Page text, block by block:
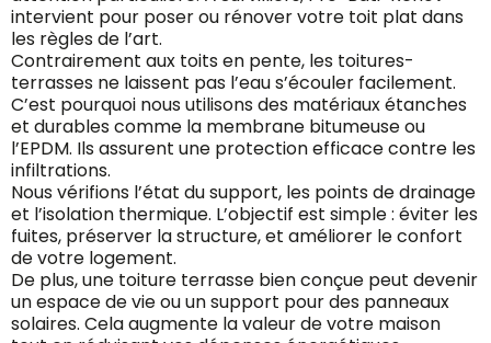
intervient pour poser ou rénover votre toit plat dans
les règles de l’art.
Contrairement aux toits en pente, les toitures-
terrasses ne laissent pas l’eau s’écouler facilement.
C’est pourquoi nous utilisons des matériaux étanches
et durables comme la membrane bitumeuse ou
l’EPDM. Ils assurent une protection efficace contre les
infiltrations.
Nous vérifions l’état du support, les points de drainage
et l’isolation thermique. L’objectif est simple : éviter les
fuites, préserver la structure, et améliorer le confort
de votre logement.
De plus, une toiture terrasse bien conçue peut devenir
un espace de vie ou un support pour des panneaux
solaires. Cela augmente la valeur de votre maison